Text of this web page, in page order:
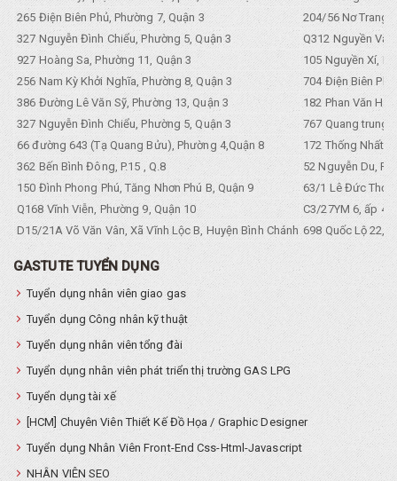
265 Điện Biên Phủ, Phường 7, Quận 3
204/56 Nơ Trang
327 Nguyễn Đình Chiểu, Phường 5, Quận 3
Q312 Nguyền
927 Hoàng Sa, Phường 11, Quận 3
105 Nguyền Xí,
256 Nam Kỳ Khởi Nghĩa, Phường 8, Quận 3
704 Điện Biên
386 Đường Lê Văn Sỹ, Phường 13, Quận 3
182 Phan Văn
327 Nguyễn Đình Chiểu, Phường 5, Quận 3
767 Quang trung,
66 đường 643 (Tạ Quang Bửu), Phường 4,Quận 8
172 Thống Nhất.
362 Bến Bình Đông, P.15 , Q.8
52 Nguyễn Du,
150 Đình Phong Phú, Tăng Nhơn Phú B, Quận 9
63/1 Lê Đức Thọ,
Q168 Vĩnh Viễn, Phường 9, Quận 10
C3/27YM 6, ấp 4,
D15/21A Võ Văn Vân, Xã Vĩnh Lộc B, Huyện Bình Chánh 698 Quốc Lộ 22,
GASTUTE TUYỂN DỤNG
Tuyển dụng nhân viên giao gas
Tuyển dụng Công nhân kỹ thuật
Tuyển dụng nhân viên tổng đài
Tuyển dụng nhân viên phát triển thị trường GAS LPG
Tuyển dụng tài xế
[HCM] Chuyên Viên Thiết Kế Đồ Họa / Graphic Designer
Tuyển dụng Nhân Viên Front-End Css-Html-Javascript
NHÂN VIÊN SEO